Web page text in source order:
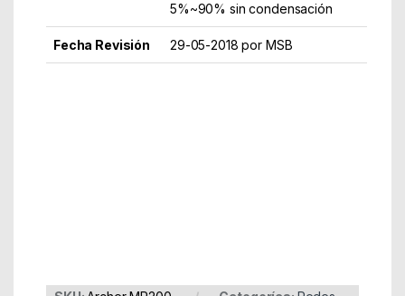
5%~90% sin condensación
Fecha Revisión 29-05-2018 por MSB